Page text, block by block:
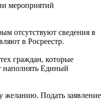
мероприятий
отсутствуют сведения в
в Росреестр.
граждан, которые
наполнять Единый
желанию. Подать заявление